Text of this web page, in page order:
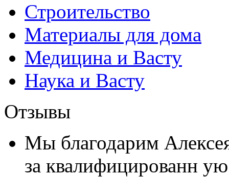
Строительство
Материалы для дома
Медицина и Васту
Наука и Васту
Отзывы
Мы благодарим
за квалифицированн